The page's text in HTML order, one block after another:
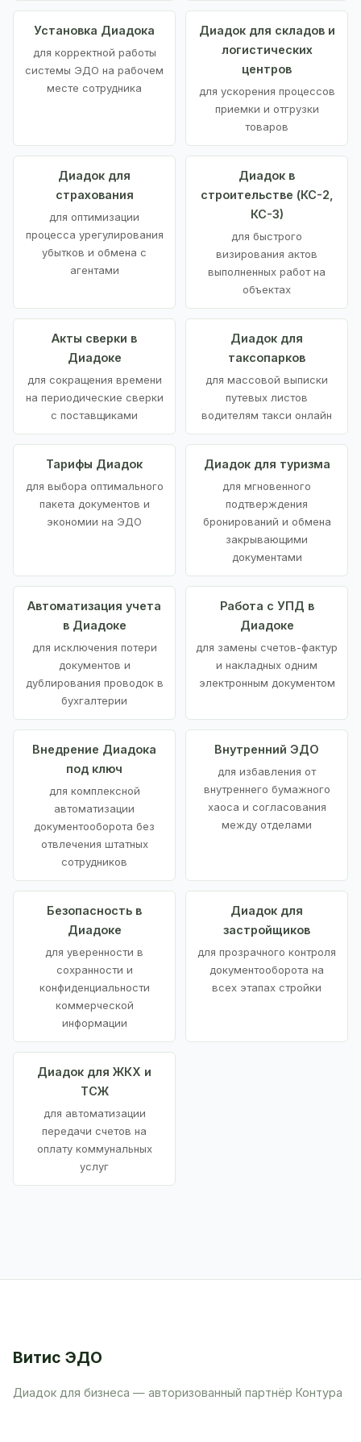
Установка Диадока
для корректной работы
системы ЭДО на рабочем
месте сотрудника
Диадок для складов и
логистических
центров
для ускорения процессов
приемки и отгрузки
товаров
Диадок для
страхования
для оптимизации
процесса урегулирования
убытков и обмена с
агентами
Диадок в
строительстве (КС-2,
КС-3)
для быстрого
визирования актов
выполненных работ на
объектах
Акты сверки в
Диадоке
для сокращения времени
на периодические сверки
с поставщиками
Диадок для
таксопарков
для массовой выписки
путевых листов
водителям такси онлайн
Тарифы Диадок
для выбора оптимального
пакета документов и
экономии на ЭДО
Диадок для туризма
для мгновенного
подтверждения
бронирований и обмена
закрывающими
документами
Автоматизация учета
в Диадоке
для исключения потери
документов и
дублирования проводок в
бухгалтерии
Работа с УПД в
Диадоке
для замены счетов-фактур
и накладных одним
электронным документом
Внедрение Диадока
под ключ
для комплексной
автоматизации
документооборота без
отвлечения штатных
сотрудников
Внутренний ЭДО
для избавления от
внутреннего бумажного
хаоса и согласования
между отделами
Безопасность в
Диадоке
для уверенности в
сохранности и
конфиденциальности
коммерческой
информации
Диадок для
застройщиков
для прозрачного контроля
документооборота на
всех этапах стройки
Диадок для ЖКХ и
ТСЖ
для автоматизации
передачи счетов на
оплату коммунальных
услуг
Витис ЭДО
Диадок для бизнеса — авторизованный партнёр Контура